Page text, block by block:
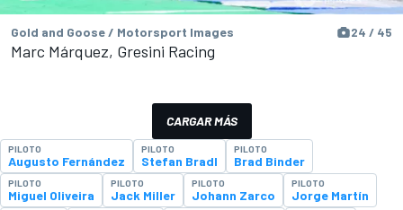
Gold and Goose / Motorsport Images 24 / 45
Marc Márquez, Gresini Racing
CARGAR MÁS
PILOTO
Augusto Fernández
PILOTO
Stefan Bradl
PILOTO
Brad Binder
PILOTO
Miguel Oliveira
PILOTO
Jack Miller
PILOTO
Johann Zarco
PILOTO
Jorge Martín